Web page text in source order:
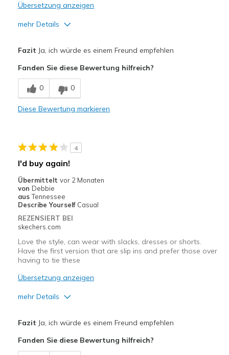
Übersetzung anzeigen
mehr Details
Comfortable
Stylish
Sizing
View On Shoes
Shoes are for Wearing
Fazit Ja, ich würde es einem Freund empfehlen
Fanden Sie diese Bewertung hilfreich?
0 0
Diese Bewertung markieren
4
I'd buy again!
Übermittelt vor 2 Monaten
von Debbie
aus Tennessee
Describe Yourself Casual
REZENSIERT BEI
skechers.com
Love the style, can wear with slacks, dresses or shorts.
Have the first version that are slip ins and prefer those over
having to tie these
Übersetzung anzeigen
mehr Details
Comfortable
Fazit Ja, ich würde es einem Freund empfehlen
Fanden Sie diese Bewertung hilfreich?